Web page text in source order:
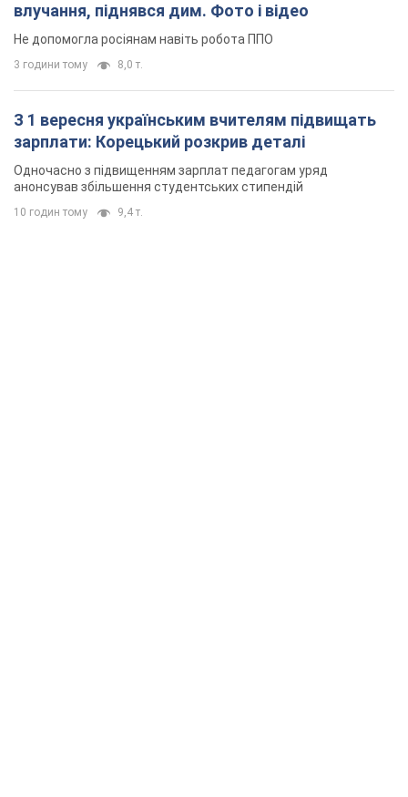
влучання, піднявся дим. Фото і відео
Не допомогла росіянам навіть робота ППО
3 години тому 8,0 т.
З 1 вересня українським вчителям підвищать
зарплати: Корецький розкрив деталі
Одночасно з підвищенням зарплат педагогам уряд
анонсував збільшення студентських стипендій
10 годин тому 9,4 т.